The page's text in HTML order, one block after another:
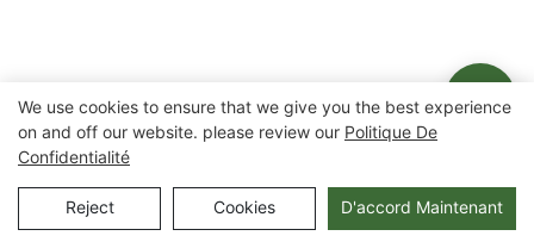
We use cookies to ensure that we give you the best experience
on and off our website. please review our Politique De
Confidentialité
Reject Cookies D'accord Maintenant